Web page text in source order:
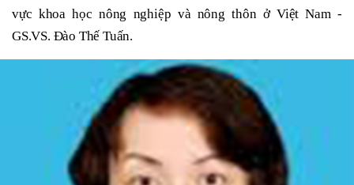
vực khoa học nông nghiệp và nông thôn ở Việt Nam -
GS.VS. Đào Thế Tuấn.